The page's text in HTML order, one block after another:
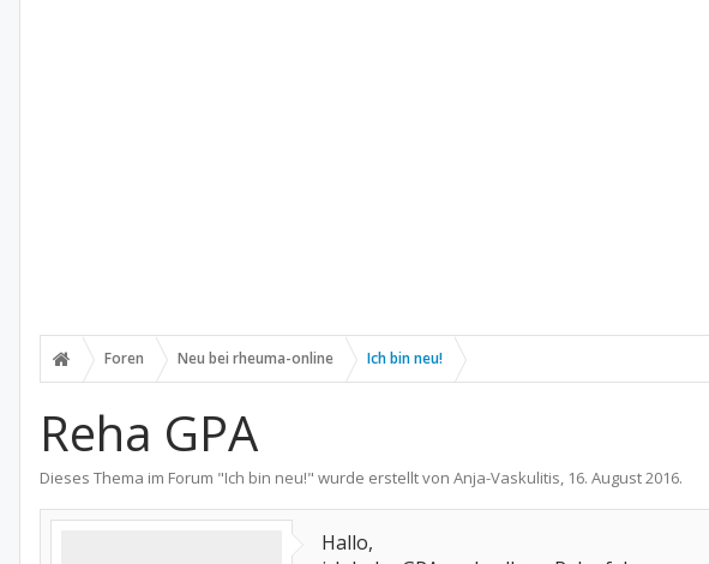
Foren Neu bei rheuma-online Ich bin neu!
Reha GPA
Dieses Thema im Forum "Ich bin neu!" wurde erstellt von Anja-Vaskulitis, 16. August 2016.
Hallo,